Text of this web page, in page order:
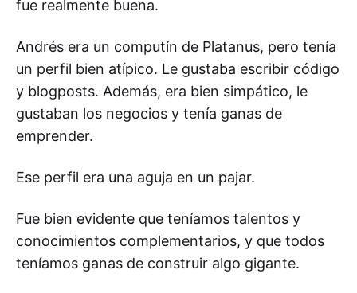
fue realmente buena.
Andrés era un computín de Platanus, pero tenía
un perfil bien atípico. Le gustaba escribir código
y blogposts. Además, era bien simpático, le
gustaban los negocios y tenía ganas de
emprender.
Ese perfil era una aguja en un pajar.
Fue bien evidente que teníamos talentos y
conocimientos complementarios, y que todos
teníamos ganas de construir algo gigante.